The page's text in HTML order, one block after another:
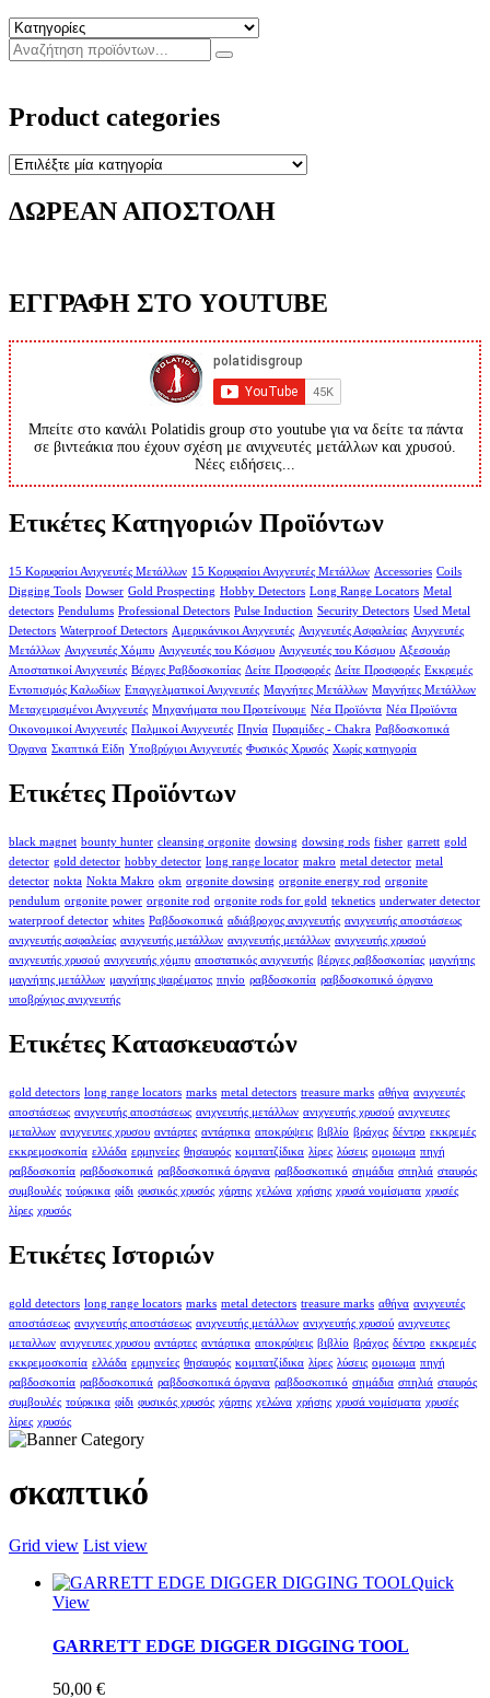
Product categories
ΔΩΡΕΑΝ ΑΠΟΣΤΟΛΗ
ΕΓΓΡΑΦΗ ΣΤΟ YOUTUBE
Μπείτε στο κανάλι Polatidis group στο youtube για να δείτε τα πάντα
σε βιντεάκια που έχουν σχέση με ανιχνευτές μετάλλων και χρυσού.
Νέες ειδήσεις...
Ετικέτες Κατηγοριών Προϊόντων
15 Κορυφαίοι Ανιχνευτές Μετάλλων 15 Κορυφαίοι Ανιχνευτές Μετάλλων Accessories Coils
Digging Tools Dowser Gold Prospecting Hobby Detectors Long Range Locators Metal
detectors Pendulums Professional Detectors Pulse Induction Security Detectors Used Metal
Detectors Waterproof Detectors Αμερικάνικοι Ανιχνευτές Ανιχνευτές Ασφαλείας Ανιχνευτές
Μετάλλων Ανιχνευτές Χόμπυ Ανιχνευτές του Κόσμου Ανιχνευτές του Κόσμου Αξεσουάρ
Αποστατικοί Ανιχνευτές Βέργες Ραβδοσκοπίας Δείτε Προσφορές Δείτε Προσφορές Εκκρεμές
Εντοπισμός Καλωδίων Επαγγελματικοί Ανιχνευτές Μαγνήτες Μετάλλων Μαγνήτες Μετάλλων
Μεταχειρισμένοι Ανιχνευτές Μηχανήματα που Προτείνουμε Νέα Προϊόντα Νέα Προϊόντα
Οικονομικοί Ανιχνευτές Παλμικοί Ανιχνευτές Πηνία Πυραμίδες - Chakra Ραβδοσκοπικά
Όργανα Σκαπτικά Είδη Υποβρύχιοι Ανιχνευτές Φυσικός Χρυσός Χωρίς κατηγορία
Ετικέτες Προϊόντων
black magnet bounty hunter cleansing orgonite dowsing dowsing rods fisher garrett gold
detector gold detector hobby detector long range locator makro metal detector metal
detector nokta Nokta Makro okm orgonite dowsing orgonite energy rod orgonite
pendulum orgonite power orgonite rod orgonite rods for gold teknetics underwater detector
waterproof detector whites Ραβδοσκοπικά αδιάβροχος ανιχνευτής ανιχνευτής αποστάσεως
ανιχνευτής ασφαλείας ανιχνευτής μετάλλων ανιχνευτής μετάλλων ανιχνευτής χρυσού
ανιχνευτής χρυσού ανιχνευτής χόμπυ αποστατικός ανιχνευτής βέργες ραβδοσκοπίας μαγνήτης
μαγνήτης μετάλλων μαγνήτης ψαρέματος πηνίο ραβδοσκοπία ραβδοσκοπικό όργανο
υποβρύχιος ανιχνευτής
Ετικέτες Κατασκευαστών
gold detectors long range locators marks metal detectors treasure marks αθήνα ανιχνευτές
αποστάσεως ανιχνευτής αποστάσεως ανιχνευτής μετάλλων ανιχνευτής χρυσού ανιχνευτες
μεταλλων ανιχνευτες χρυσου αντάρτες αντάρτικα αποκρύψεις βιβλίο βράχος δέντρο εκκρεμές
εκκρεμοσκοπία ελλάδα ερμηνείες θησαυρός κομιτατζίδικα λίρες λύσεις ομοιωμα πηγή
ραβδοσκοπία ραβδοσκοπικά ραβδοσκοπικά όργανα ραβδοσκοπικό σημάδια σπηλιά σταυρός
συμβουλές τούρκικα φίδι φυσικός χρυσός χάρτης χελώνα χρήσης χρυσά νομίσματα χρυσές
λίρες χρυσός
Ετικέτες Ιστοριών
gold detectors long range locators marks metal detectors treasure marks αθήνα ανιχνευτές
αποστάσεως ανιχνευτής αποστάσεως ανιχνευτής μετάλλων ανιχνευτής χρυσού ανιχνευτες
μεταλλων ανιχνευτες χρυσου αντάρτες αντάρτικα αποκρύψεις βιβλίο βράχος δέντρο εκκρεμές
εκκρεμοσκοπία ελλάδα ερμηνείες θησαυρός κομιτατζίδικα λίρες λύσεις ομοιωμα πηγή
ραβδοσκοπία ραβδοσκοπικά ραβδοσκοπικά όργανα ραβδοσκοπικό σημάδια σπηλιά σταυρός
συμβουλές τούρκικα φίδι φυσικός χρυσός χάρτης χελώνα χρήσης χρυσά νομίσματα χρυσές
λίρες χρυσός
σκαπτικό
Grid view List view
Quick
View
GARRETT EDGE DIGGER DIGGING TOOL
50,00 €